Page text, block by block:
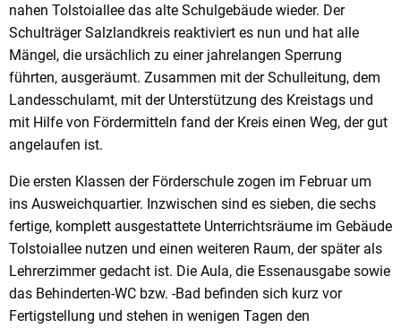
nahen Tolstoiallee das alte Schulgebäude wieder. Der
Schulträger Salzlandkreis reaktiviert es nun und hat alle
Mängel, die ursächlich zu einer jahrelangen Sperrung
führten, ausgeräumt. Zusammen mit der Schulleitung, dem
Landesschulamt, mit der Unterstützung des Kreistags und
mit Hilfe von Fördermitteln fand der Kreis einen Weg, der gut
angelaufen ist.
Die ersten Klassen der Förderschule zogen im Februar um
ins Ausweichquartier. Inzwischen sind es sieben, die sechs
fertige, komplett ausgestattete Unterrichtsräume im Gebäude
Tolstoiallee nutzen und einen weiteren Raum, der später als
Lehrerzimmer gedacht ist. Die Aula, die Essenausgabe sowie
das Behinderten-WC bzw. -Bad befinden sich kurz vor
Fertigstellung und stehen in wenigen Tagen den